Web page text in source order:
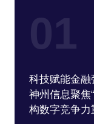
01
科技赋能金
神州信息聚焦
构数字竞争力